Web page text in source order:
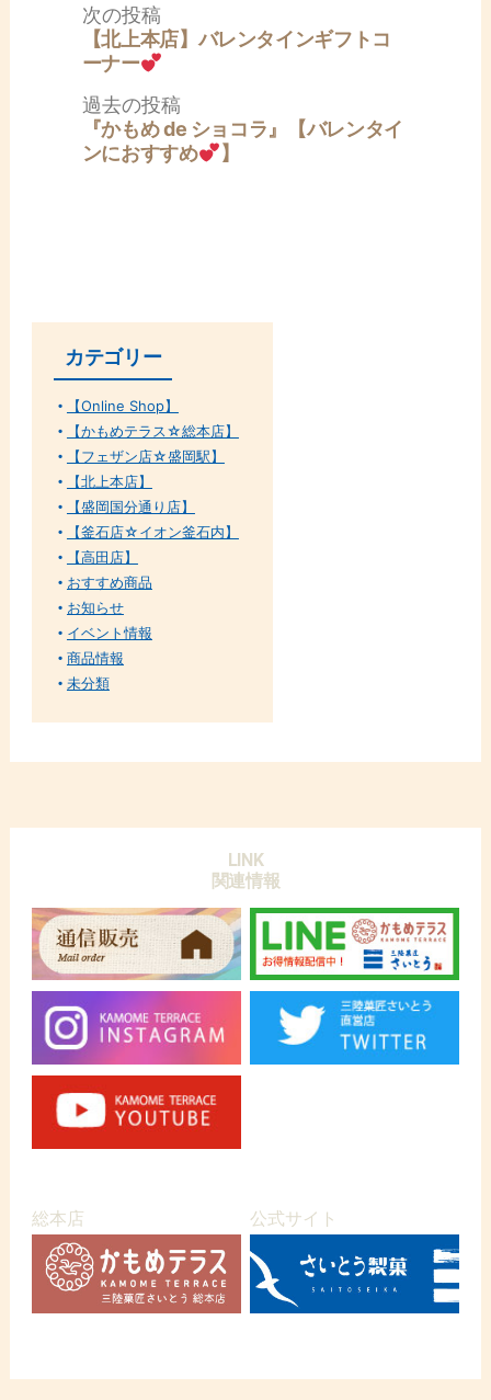
過去の投稿過
去
の
『かもめ de ショコラ』【バレンタイ
ンにおすすめ
】
次の投稿次
の
投
【北上本店】バレンタインギフトコ
ーナー
カテゴリー
【Online Shop】
【かもめテラス☆総本店】
【フェザン店☆盛岡駅】
【北上本店】
【盛岡国分通り店】
【釜石店☆イオン釜石内】
【高田店】
おすすめ商品
お知らせ
イベント情報
商品情報
未分類
LINK
関連情報
総本店 公式サイト